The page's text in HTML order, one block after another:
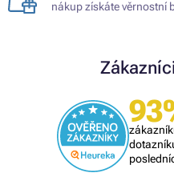
nákup získáte věrnostní